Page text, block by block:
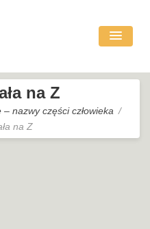
na Z
nazwy części człowieka
na Z